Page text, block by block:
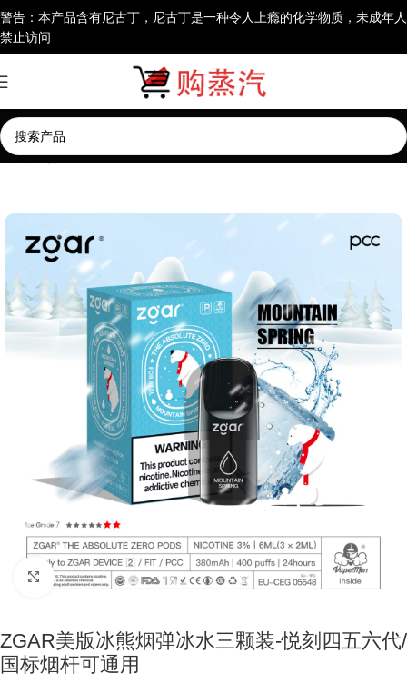
警告：本产品含有尼古丁，尼古丁是一种令人上瘾的化学物质，未成年人
禁止访问
首页 通配烟弹
Click to enlarge
ZGAR美版冰熊烟弹冰水三颗装-悦刻四五六代/
国标烟杆可通用